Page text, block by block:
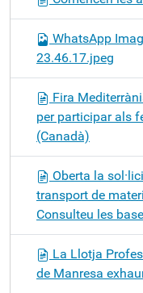
WhatsApp
23.46.17.jpeg
Fira
per participar als
(Canadà)
Oberta la
transport de
Consulteu les
La Llotja
de Manresa